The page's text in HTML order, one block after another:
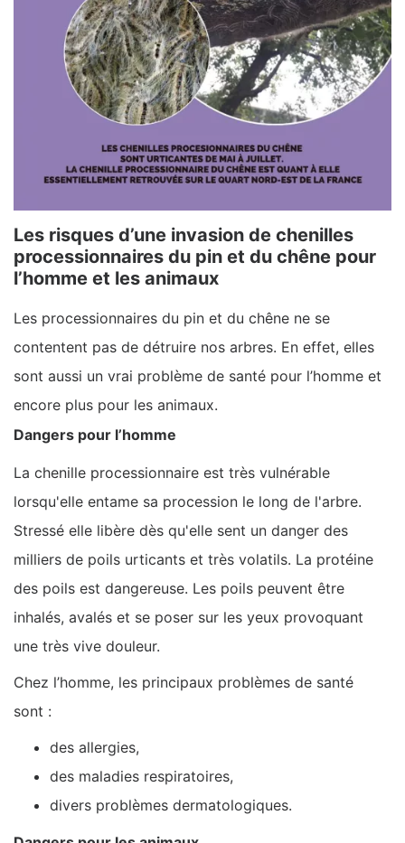
Les risques d’une invasion de chenilles
processionnaires du pin et du chêne pour
l’homme et les animaux
Les processionnaires du pin et du chêne ne se
contentent pas de détruire nos arbres. En effet, elles
sont aussi un vrai problème de santé pour l’homme et
encore plus pour les animaux.
Dangers pour l’homme
La chenille processionnaire est très vulnérable
lorsqu'elle entame sa procession le long de l'arbre.
Stressé elle libère dès qu'elle sent un danger des
milliers de poils urticants et très volatils. La protéine
des poils est dangereuse. Les poils peuvent être
inhalés, avalés et se poser sur les yeux provoquant
une très vive douleur.
Chez l’homme, les principaux problèmes de santé
sont :
des allergies,
des maladies respiratoires,
divers problèmes dermatologiques.